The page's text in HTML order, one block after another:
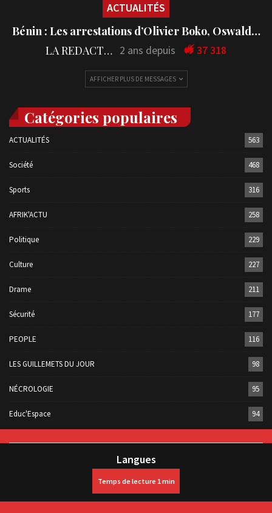
ACTUALITÉS
Bénin : Les arrestations d’Olivier Boko, Oswald…
LA REDACTION 2 ans depuis 37 318
AFFICHER PLUS DE MESSAGES
Catégories populaires
ACTUALITÉS 563
Société 468
Sports 316
AFRIK'ACTU 258
Politique 229
Culture 227
Drame 211
Sécurité 177
PEOPLE 116
LES GUILLEMETS DU JOUR 98
NÉCROLOGIE 95
Educ'Espace 94
Langues